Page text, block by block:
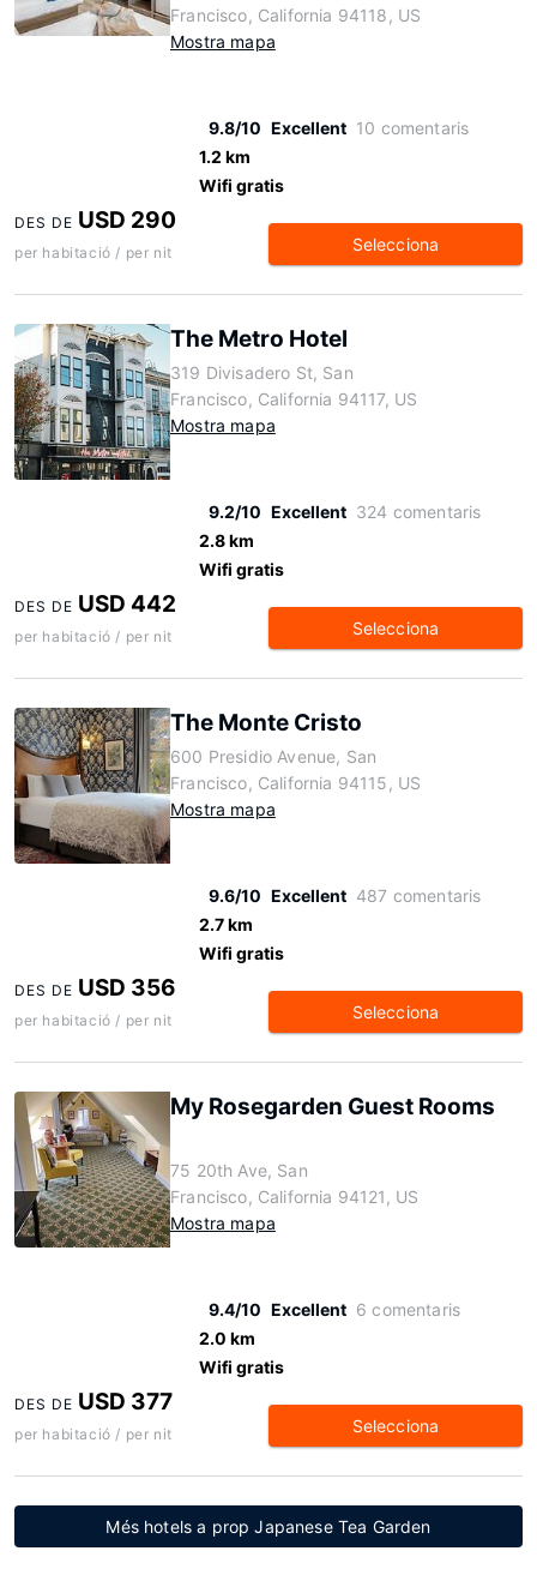
Francisco, California 94118, US
Mostra mapa
9.8/10 Excellent 10 comentaris
1.2 km
Wifi gratis
DES DE USD 290
per habitació / per nit Selecciona
The Metro Hotel
319 Divisadero St, San
Francisco, California 94117, US
Mostra mapa
9.2/10 Excellent 324 comentaris
2.8 km
Wifi gratis
DES DE USD 442
per habitació / per nit Selecciona
The Monte Cristo
600 Presidio Avenue, San
Francisco, California 94115, US
Mostra mapa
9.6/10 Excellent 487 comentaris
2.7 km
Wifi gratis
DES DE USD 356
per habitació / per nit Selecciona
My Rosegarden Guest Rooms
75 20th Ave, San
Francisco, California 94121, US
Mostra mapa
9.4/10 Excellent 6 comentaris
2.0 km
Wifi gratis
DES DE USD 377
per habitació / per nit Selecciona
Més hotels a prop Japanese Tea Garden